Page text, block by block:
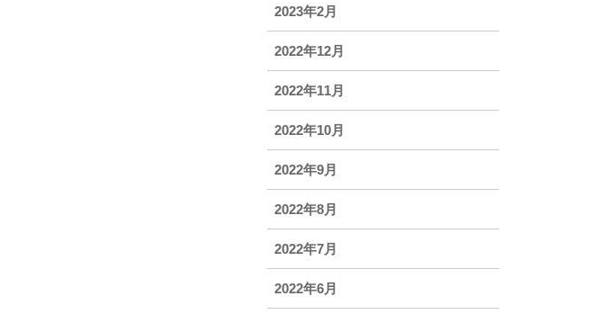
2023年2月
2022年12月
2022年11月
2022年10月
2022年9月
2022年8月
2022年7月
2022年6月